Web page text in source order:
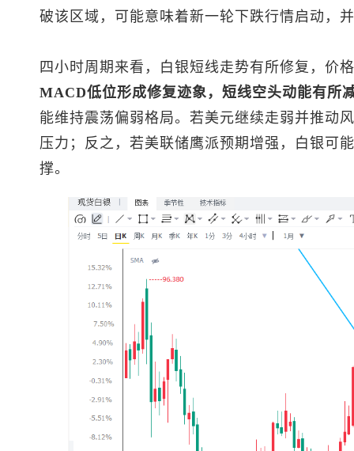
破该区域，可能意味着新一轮下跌行情启动，
四小时周期来看，白银短线走势有所修复，价
MACD低位形成修复迹象，短线空头动能有所
能维持震荡偏弱格局。若美元继续走弱并推动
压力；反之，若美联储鹰派预期增强，白银可
撑。